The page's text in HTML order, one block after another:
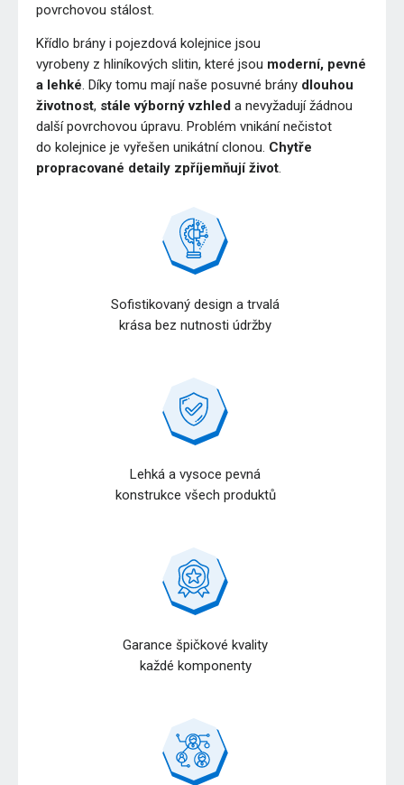
povrchovou stálost.
Křídlo brány i pojezdová kolejnice jsou
vyrobeny z hliníkových slitin, které jsou moderní, pevné
a lehké. Díky tomu mají naše posuvné brány dlouhou
životnost, stále výborný vzhled a nevyžadují žádnou
další povrchovou úpravu. Problém vnikání nečistot
do kolejnice je vyřešen unikátní clonou. Chytře
propracované detaily zpříjemňují život.
Sofistikovaný design a trvalá
krása bez nutnosti údržby
Lehká a vysoce pevná
konstrukce všech produktů
Garance špičkové kvality
každé komponenty